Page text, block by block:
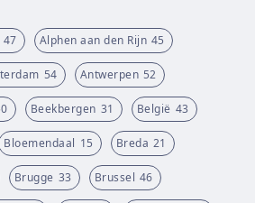
47 Alphen aan den Rijn 45
54 Antwerpen 52
Beekbergen 31 België 43
Bloemendaal 15 Breda 21
Brugge 33 Brussel 46